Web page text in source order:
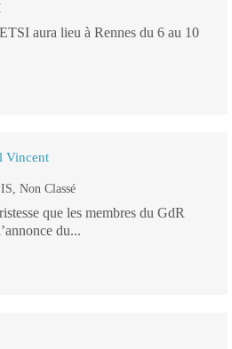
aura lieu à Rennes du 6 au 10
Vincent
, Non Classé
que les membres du GdR
du...